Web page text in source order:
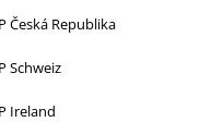
Česká Republika
Schweiz
Ireland